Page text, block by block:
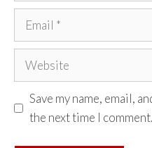
Email
Website
Save my name, email,
the next time I comment.